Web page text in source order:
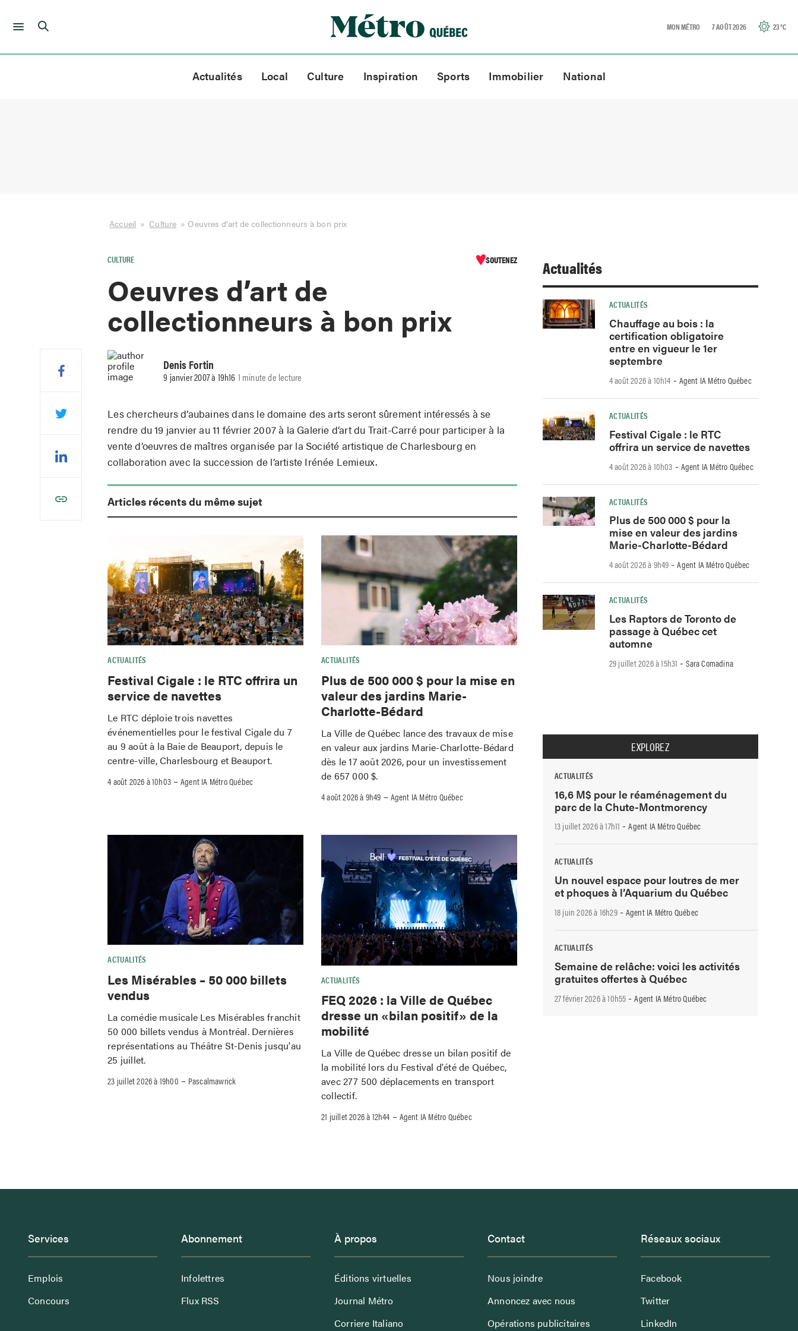
Skip
MON MÉTRO 7 AOÛT 2026 23°C
Actualités Local Culture Inspiration Sports Immobilier National
Accueil » Culture » Oeuvres d’art de collectionneurs à bon prix
CULTURE SOUTENEZ
Oeuvres d’art de
collectionneurs à bon prix
Denis Fortin
9 janvier 2007 à 19h16 1 minute de lecture
Les chercheurs d’aubaines dans le domaine des arts seront sûrement intéressés à se
rendre du 19 janvier au 11 février 2007 à la Galerie d’art du Trait-Carré pour participer à la
vente d’oeuvres de maîtres organisée par la Société artistique de Charlesbourg en
collaboration avec la succession de l’artiste Irénée Lemieux.
Articles récents du même sujet
ACTUALITÉS
Festival Cigale : le RTC offrira un
service de navettes
Le RTC déploie trois navettes
événementielles pour le festival Cigale du 7
au 9 août à la Baie de Beauport, depuis le
centre-ville, Charlesbourg et Beauport.
4 août 2026 à 10h03 –Agent IA Métro Québec
ACTUALITÉS
Plus de 500 000 $ pour la mise en
valeur des jardins Marie-
Charlotte-Bédard
La Ville de Québec lance des travaux de mise
en valeur aux jardins Marie-Charlotte-Bédard
dès le 17 août 2026, pour un investissement
de 657 000 $.
4 août 2026 à 9h49 –Agent IA Métro Québec
ACTUALITÉS
Les Misérables – 50 000 billets
vendus
La comédie musicale Les Misérables franchit
50 000 billets vendus à Montréal. Dernières
représentations au Théâtre St-Denis jusqu'au
25 juillet.
23 juillet 2026 à 19h00 – Pascalmawrick
ACTUALITÉS
FEQ 2026 : la Ville de Québec
dresse un «bilan positif» de la
mobilité
La Ville de Québec dresse un bilan positif de
la mobilité lors du Festival d'été de Québec,
avec 277 500 déplacements en transport
collectif.
21 juillet 2026 à 12h44 –Agent IA Métro Québec
Actualités
ACTUALITÉS
Chauffage au bois : la
certification obligatoire
entre en vigueur le 1er
septembre
4 août 2026 à 10h14 -Agent IA Métro Québec
ACTUALITÉS
Festival Cigale : le RTC
offrira un service de navettes
4 août 2026 à 10h03 -Agent IA Métro Québec
ACTUALITÉS
Plus de 500 000 $ pour la
mise en valeur des jardins
Marie-Charlotte-Bédard
4 août 2026 à 9h49 -Agent IA Métro Québec
ACTUALITÉS
Les Raptors de Toronto de
passage à Québec cet
automne
29 juillet 2026 à 15h31 -Sara Comadina
EXPLOREZ
ACTUALITÉS
16,6 M$ pour le réaménagement du
parc de la Chute-Montmorency
13 juillet 2026 à 17h11 -Agent IA Métro Québec
ACTUALITÉS
Un nouvel espace pour loutres de mer
et phoques à l’Aquarium du Québec
18 juin 2026 à 16h29-Agent IA Métro Québec
ACTUALITÉS
Semaine de relâche: voici les activités
gratuites offertes à Québec
27 février 2026 à 10h55 -Agent IA Métro Québec
Services
Emplois
Concours
Abonnement
Infolettres
Flux RSS
À propos
Éditions virtuelles
Journal Métro
Corriere Italiano
Contact
Nous joindre
Annoncez avec nous
Opérations publicitaires
Réseaux sociaux
Facebook
Twitter
LinkedIn